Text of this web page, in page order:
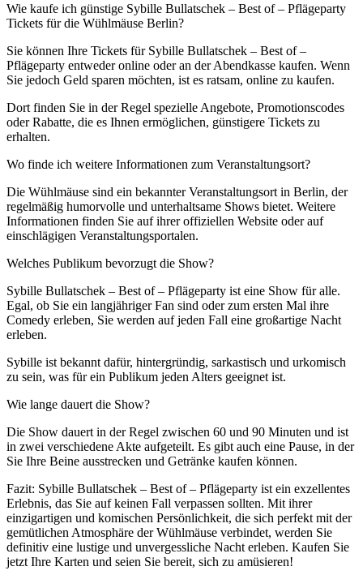
Wie kaufe ich günstige Sybille Bullatschek – Best of – Pflägeparty
Tickets für die Wühlmäuse Berlin?
Sie können Ihre Tickets für Sybille Bullatschek – Best of –
Pflägeparty entweder online oder an der Abendkasse kaufen. Wenn
Sie jedoch Geld sparen möchten, ist es ratsam, online zu kaufen.
Dort finden Sie in der Regel spezielle Angebote, Promotionscodes
oder Rabatte, die es Ihnen ermöglichen, günstigere Tickets zu
erhalten.
Wo finde ich weitere Informationen zum Veranstaltungsort?
Die Wühlmäuse sind ein bekannter Veranstaltungsort in Berlin, der
regelmäßig humorvolle und unterhaltsame Shows bietet. Weitere
Informationen finden Sie auf ihrer offiziellen Website oder auf
einschlägigen Veranstaltungsportalen.
Welches Publikum bevorzugt die Show?
Sybille Bullatschek – Best of – Pflägeparty ist eine Show für alle.
Egal, ob Sie ein langjähriger Fan sind oder zum ersten Mal ihre
Comedy erleben, Sie werden auf jeden Fall eine großartige Nacht
erleben.
Sybille ist bekannt dafür, hintergründig, sarkastisch und urkomisch
zu sein, was für ein Publikum jeden Alters geeignet ist.
Wie lange dauert die Show?
Die Show dauert in der Regel zwischen 60 und 90 Minuten und ist
in zwei verschiedene Akte aufgeteilt. Es gibt auch eine Pause, in der
Sie Ihre Beine ausstrecken und Getränke kaufen können.
Fazit: Sybille Bullatschek – Best of – Pflägeparty ist ein exzellentes
Erlebnis, das Sie auf keinen Fall verpassen sollten. Mit ihrer
einzigartigen und komischen Persönlichkeit, die sich perfekt mit der
gemütlichen Atmosphäre der Wühlmäuse verbindet, werden Sie
definitiv eine lustige und unvergessliche Nacht erleben. Kaufen Sie
jetzt Ihre Karten und seien Sie bereit, sich zu amüsieren!